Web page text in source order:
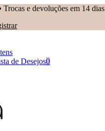
e devoluções em 14 dias
de Desejos0